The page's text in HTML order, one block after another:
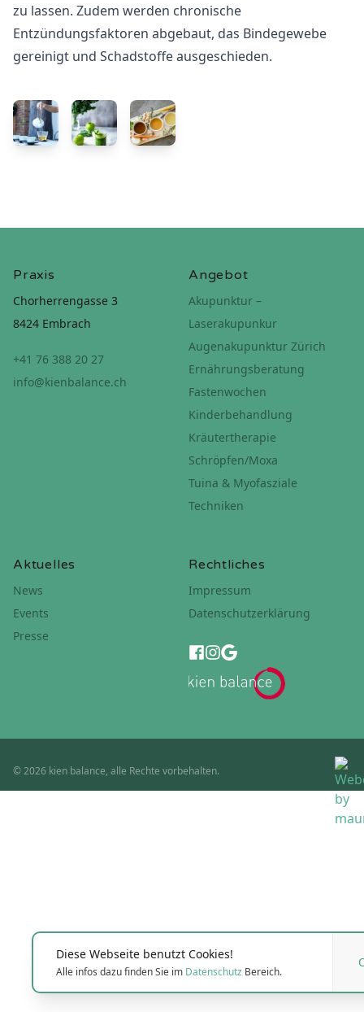
zu lassen. Zudem werden chronische
Entzündungsfaktoren abgebaut, das Bindegewebe
gereinigt und Schadstoffe ausgeschieden.
Rechtliches
Impressum
Datenschutzerklärung
Praxis
Chorherrengasse 3
8424 Embrach
+41 76 388 20 27
info@kienbalance.ch
Angebot
Akupunktur –
Laserakupunkur
Augenakupunktur Zürich
Ernährungsberatung
Fastenwochen
Kinderbehandlung
Kräutertherapie
Schröpfen/Moxa
Tuina & Myofasziale
Techniken
Aktuelles
News
Events
Presse
© 2026 kien balance, alle Rechte vorbehalten.
Diese Webseite benutzt Cookies!
Alle infos dazu finden Sie im Datenschutz Bereich.